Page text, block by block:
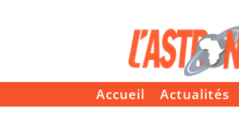
Accueil Actualités